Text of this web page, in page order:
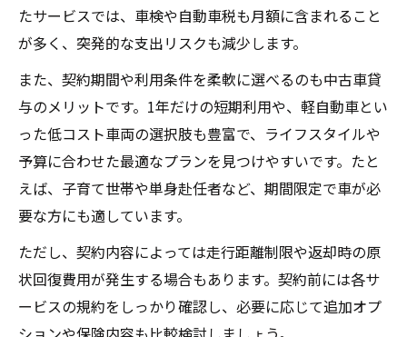
たサービスでは、車検や自動車税も月額に含まれること
が多く、突発的な支出リスクも減少します。
また、契約期間や利用条件を柔軟に選べるのも中古車貸
与のメリットです。1年だけの短期利用や、軽自動車とい
った低コスト車両の選択肢も豊富で、ライフスタイルや
予算に合わせた最適なプランを見つけやすいです。たと
えば、子育て世帯や単身赴任者など、期間限定で車が必
要な方にも適しています。
ただし、契約内容によっては走行距離制限や返却時の原
状回復費用が発生する場合もあります。契約前には各サ
ービスの規約をしっかり確認し、必要に応じて追加オプ